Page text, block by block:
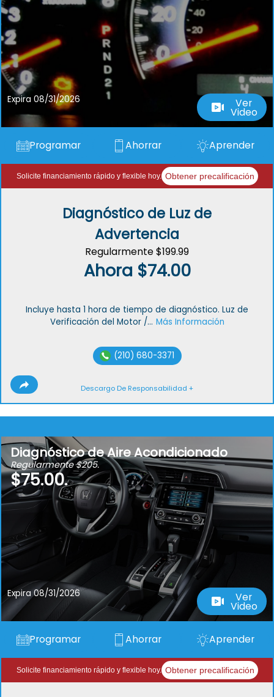
Expira 08/31/2026 Ver
Video
Programar Ahorrar Aprender
Solicite financiamiento rápido y flexible hoy. Obtener precalificación
Diagnóstico de Luz de
Advertencia
Regularmente $199.99
Ahora $74.00
Incluye hasta 1 hora de tiempo de diagnóstico. Luz de
Verificación del Motor /... Más Información
(210) 680-3371
Descargo De Responsabilidad +
Diagnóstico de Aire Acondicionado
Regularmente $205.
$75.00.
Expira 08/31/2026 Ver
Video
Programar Ahorrar Aprender
Solicite financiamiento rápido y flexible hoy. Obtener precalificación